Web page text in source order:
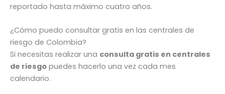
reportado hasta máximo cuatro años.
¿Cómo puedo consultar gratis en las centrales de
riesgo de Colombia?
Si necesitas realizar una consulta gratis en centrales
de riesgo puedes hacerlo una vez cada mes
calendario.